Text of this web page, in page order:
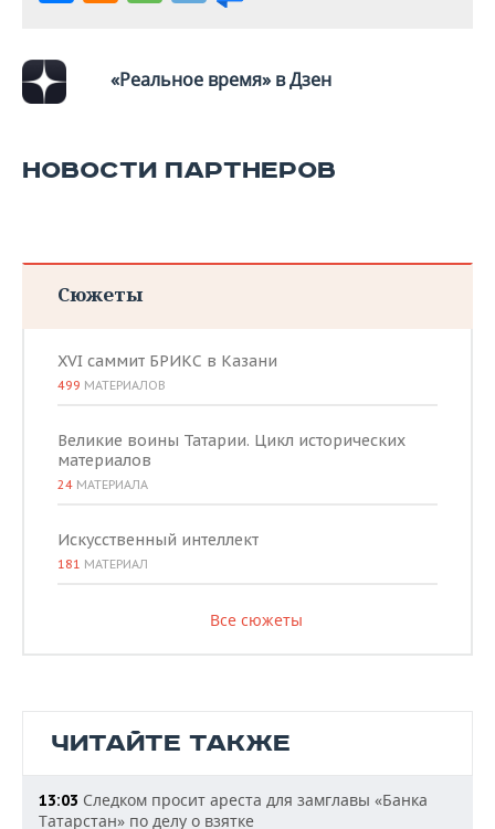
«Реальное время» в Дзен
НОВОСТИ ПАРТНЕРОВ
Сюжеты
XVI саммит БРИКС в Казани
499 МАТЕРИАЛОВ
Великие воины Татарии. Цикл исторических
материалов
24 МАТЕРИАЛА
Искусственный интеллект
181 МАТЕРИАЛ
Все сюжеты
ЧИТАЙТЕ ТАКЖЕ
13:03 Следком просит ареста для замглавы «Банка
Татарстан» по делу о взятке